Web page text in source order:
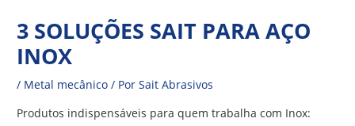
3 SOLUÇÕES SAIT PARA AÇO
INOX
/ Metal mecânico / PorSait Abrasivos
Produtos indispensáveis para quem trabalha com Inox: